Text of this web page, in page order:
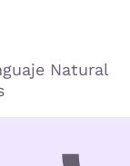
Natural